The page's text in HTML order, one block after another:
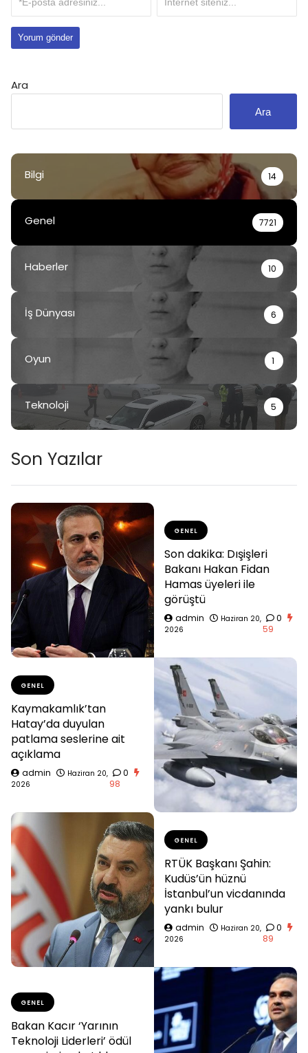
Ara
Ara
Bilgi 14
Genel 7721
Haberler 10
İş Dünyası 6
Oyun 1
Teknoloji 5
Son Yazılar
GENEL
Son dakika: Dışişleri
Bakanı Hakan Fidan
Hamas üyeleri ile
görüştü
admin
Haziran 20,
2026
0
59
GENEL
Kaymakamlık’tan
Hatay’da duyulan
patlama seslerine ait
açıklama
admin
Haziran 20,
2026
0
98
GENEL
RTÜK Başkanı Şahin:
Kudüs’ün hüznü
İstanbul’un vicdanında
yankı bulur
admin
Haziran 20,
2026
0
89
GENEL
Bakan Kacır ‘Yarının
Teknoloji Liderleri’ ödül